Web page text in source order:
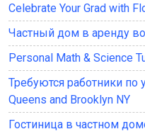
Celebrate Your Grad with
Частный дом в аренду
Personal Math & Science
Требуются работники
Queens and Brooklyn NY
Гостиница в частном